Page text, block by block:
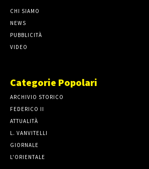
CHI SIAMO
NEWS
PUBBLICITÀ
VIDEO
Categorie Popolari
ARCHIVIO STORICO
FEDERICO II
ATTUALITÀ
L. VANVITELLI
GIORNALE
L'ORIENTALE